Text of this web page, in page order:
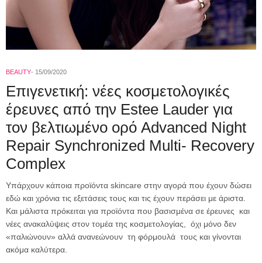
BEAUTY 15/09/2020
Επιγενετική: νέες κοσμετολογικές
έρευνες από την Estee Lauder για
τον βελτιωμένο ορό Advanced Night
Repair Synchronized Multi- Recovery
Complex
Υπάρχουν κάποια προϊόντα skincare στην αγορά που έχουν δώσει
εδώ και χρόνια τις εξετάσεις τους και τις έχουν περάσει με άριστα.
Και μάλιστα πρόκειται για προϊόντα που βασισμένα σε έρευνες και
νέες ανακαλύψεις στον τομέα της κοσμετολογίας, όχι μόνο δεν
«παλιώνουν» αλλά ανανεώνουν τη φόρμουλά τους και γίνονται
ακόμα καλύτερα.